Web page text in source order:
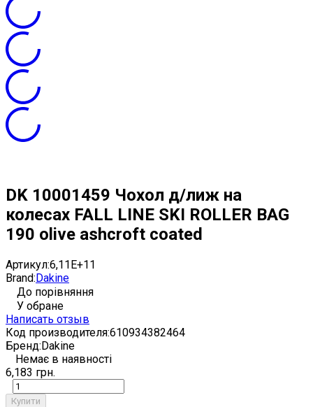
DK 10001459 Чохол д/лиж на
колесах FALL LINE SKI ROLLER BAG
190 olive ashcroft coated
Артикул:6,11E+11
Brand:Dakine
До порівняння
У обране
Написать отзыв
Код производителя:610934382464
Бренд:Dakine
Немає в наявності
6,183 грн.
Купити